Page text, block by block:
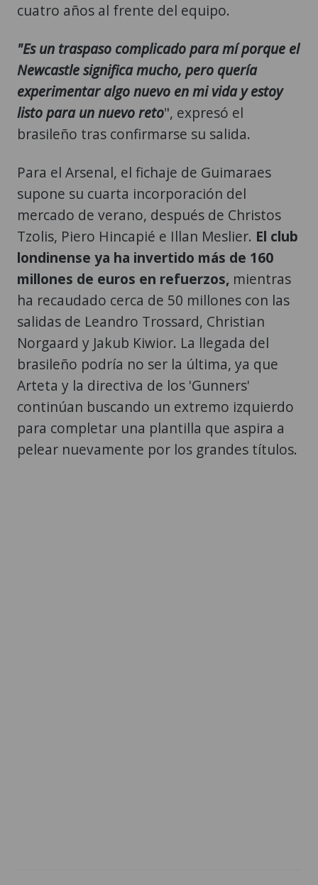
cuatro años al frente del equipo.
"Es un traspaso complicado para mí porque el
Newcastle significa mucho, pero quería
experimentar algo nuevo en mi vida y estoy
listo para un nuevo reto", expresó el
brasileño tras confirmarse su salida.
Para el Arsenal, el fichaje de Guimaraes
supone su cuarta incorporación del
mercado de verano, después de Christos
Tzolis, Piero Hincapié e Illan Meslier. El club
londinense ya ha invertido más de 160
millones de euros en refuerzos, mientras
ha recaudado cerca de 50 millones con las
salidas de Leandro Trossard, Christian
Norgaard y Jakub Kiwior. La llegada del
brasileño podría no ser la última, ya que
Arteta y la directiva de los 'Gunners'
continúan buscando un extremo izquierdo
para completar una plantilla que aspira a
pelear nuevamente por los grandes títulos.